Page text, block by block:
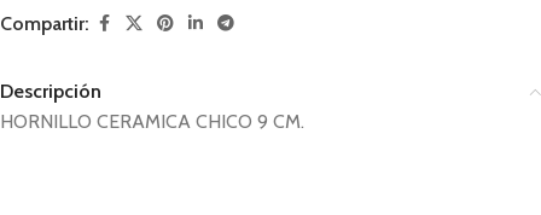
Compartir:
Descripción
HORNILLO CERAMICA CHICO 9 CM.